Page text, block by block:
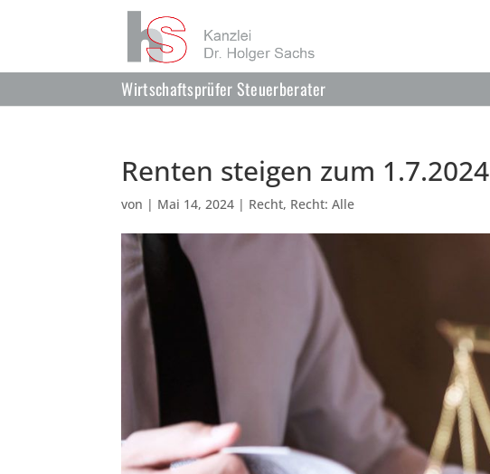
Wirtschaftsprüfer Steuerberater
Renten steigen zum 1.7.2024
von | Mai 14, 2024 | Recht, Recht: Alle